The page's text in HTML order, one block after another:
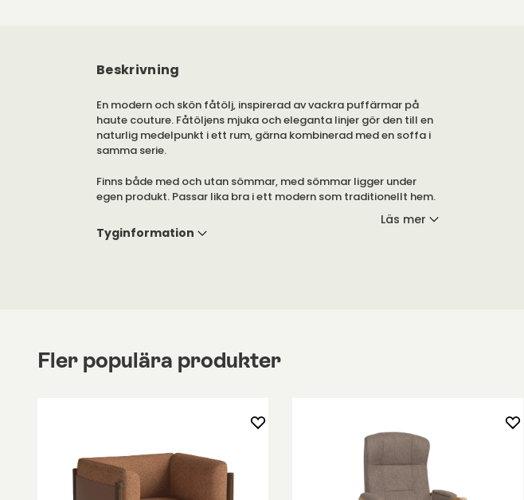
Beskrivning
En modern och skön fåtölj, inspirerad av vackra puffärmar på
haute couture. Fåtöljens mjuka och eleganta linjer gör den till en
naturlig medelpunkt i ett rum, gärna kombinerad med en soffa i
samma serie.
Finns både med och utan sömmar, med sömmar ligger under
egen produkt. Passar lika bra i ett modern som traditionellt hem.
Välj mellan flera olika tyger från Kvadrat i mjuka typiska Warm
Nordic färger.
Läs mer
Tyginformation
Fler populära produkter